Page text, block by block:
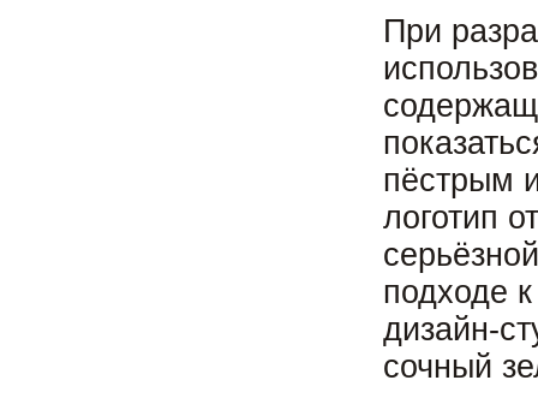
При
пёстрым
логотип
подходе
дизайн-
сочный